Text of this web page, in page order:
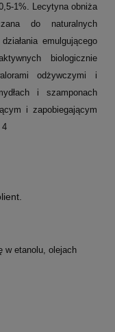
1%. Lecytyna obniża
do naturalnych
emulgującego
biologicznie
odżywczymi i
i szamponach
i zapobiegającym
4
w etanolu, olejach